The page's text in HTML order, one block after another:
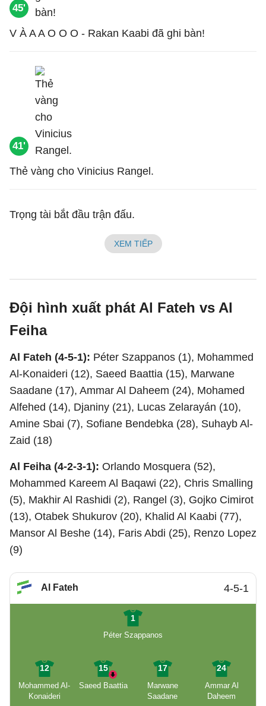
45'
V À A A O O O - Rakan Kaabi đã ghi bàn!
41'
Thẻ vàng cho Vinicius Rangel.
Trọng tài bắt đầu trận đấu.
XEM TIẾP
Đội hình xuất phát Al Fateh vs Al
Feiha
Al Fateh (4-5-1): Péter Szappanos (1), Mohammed
Al-Konaideri (12), Saeed Baattia (15), Marwane
Saadane (17), Ammar Al Daheem (24), Mohamed
Alfehed (14), Djaniny (21), Lucas Zelarayán (10),
Amine Sbai (7), Sofiane Bendebka (28), Suhayb Al-
Zaid (18)
Al Feiha (4-2-3-1): Orlando Mosquera (52),
Mohammed Kareem Al Baqawi (22), Chris Smalling
(5), Makhir Al Rashidi (2), Rangel (3), Gojko Cimirot
(13), Otabek Shukurov (20), Khalid Al Kaabi (77),
Mansor Al Beshe (14), Faris Abdi (25), Renzo Lopez
(9)
Al Fateh 4-5-1
1
Péter Szappanos
12
Mohammed Al-
Konaideri
15
Saeed Baattia
17
Marwane
Saadane
24
Ammar Al
Daheem